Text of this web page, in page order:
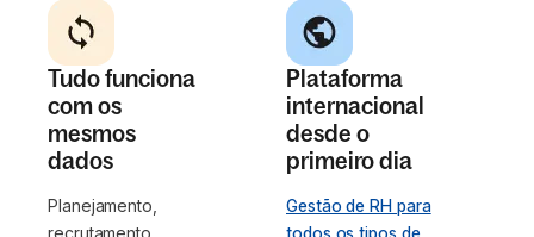
Tudo funciona
com os
mesmos
dados
Planejamento,
recrutamento,
Plataforma
internacional
desde o
primeiro dia
Gestão de RH para
todos os tipos de